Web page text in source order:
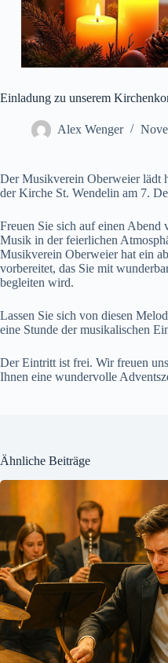
Einladung zu unserem
Alex Wenger
Der Musikverein Oberweier lädt
der Kirche St. Wendelin am 7.
Freuen Sie sich auf einen
Musik in der feierlichen
Musikverein Oberweier hat ein
vorbereitet, das Sie mit
begleiten wird.
Lassen Sie sich von diesen
eine Stunde der musikalischen
Der Eintritt ist frei. Wir freuen
Ihnen eine wundervolle
Ähnliche Beiträge